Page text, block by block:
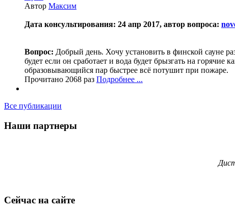
Автор Максим
Дата консультирования: 24 апр 2017, автор вопроса:
Вопрос: Добрый день. Хочу установить в финской сауне
будет если он сработает и вода будет брызгать на
образовывающийся пар быстрее всё потушит при пожаре.
Прочитано 2068 раз Подробнее ...
Все публикации
Наши партнеры
Сейчас на сайте